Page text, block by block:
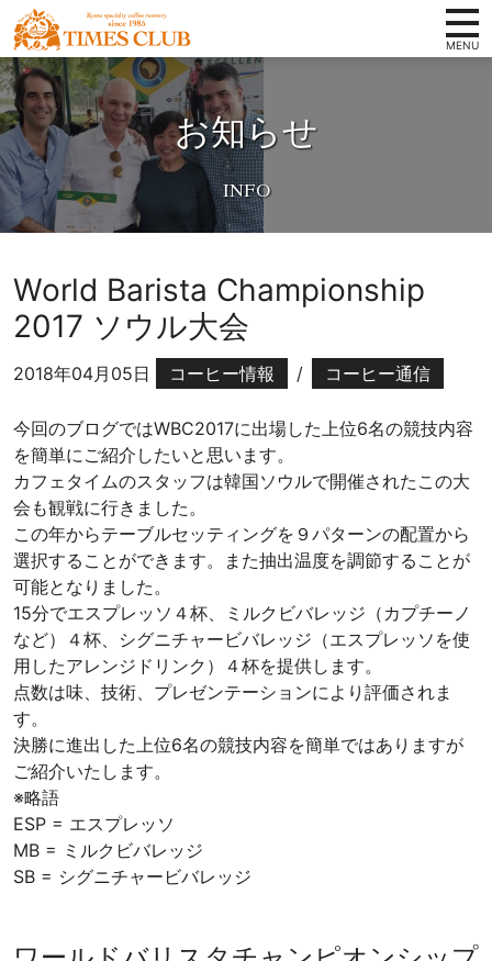
コンテンツへ
ナビゲーションへ
ホームへ
ホーム
タイムズクラブの想い
スペシャルティコーヒーとは
取扱い商品
会社概要
卸案内
写真ギャラリー
お知らせ
オンラインショップ
京
都
ス
ペ
シ
ャ
テ
ィ
コ
ヒ
豆
専
門
店
カ
フ
ェ
タ
イ
ム
お
い
し
い
コ
ー
ヒ
ー
お知らせ
World Barista Championship
2017 ソウル大会
2018年04月05日 コーヒー情報 / コーヒー通信
今回のブログではWBC2017に出場した上位6名の競技内容
を簡単にご紹介したいと思います。
カフェタイムのスタッフは韓国ソウルで開催されたこの大
会も観戦に行きました。
この年からテーブルセッティングを９パターンの配置から
選択することができます。また抽出温度を調節することが
可能となりました。
15分でエスプレッソ４杯、ミルクビバレッジ（カプチーノ
など）４杯、シグニチャービバレッジ（エスプレッソを使
用したアレンジドリンク）４杯を提供します。
点数は味、技術、プレゼンテーションにより評価されま
す。
決勝に進出した上位6名の競技内容を簡単ではありますが
ご紹介いたします。
※略語
ESP = エスプレッソ
MB = ミルクビバレッジ
SB = シグニチャービバレッジ